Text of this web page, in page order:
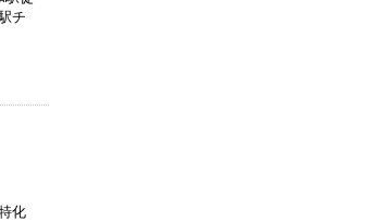
チ
化